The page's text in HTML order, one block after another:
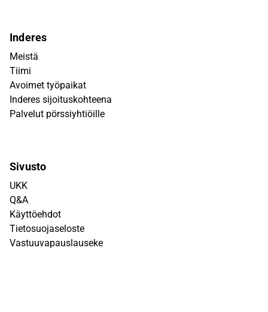
Inderes
Meistä
Tiimi
Avoimet työpaikat
Inderes sijoituskohteena
Palvelut pörssiyhtiöille
Sivusto
UKK
Q&A
Käyttöehdot
Tietosuojaseloste
Vastuuvapauslauseke